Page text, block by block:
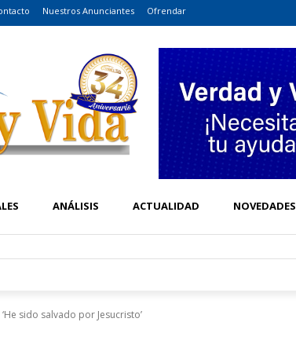
Nuestros Anunciantes Ofrendar
ANÁLISIS ACTUALIDAD NOVEDADES
sido salvado por Jesucristo’